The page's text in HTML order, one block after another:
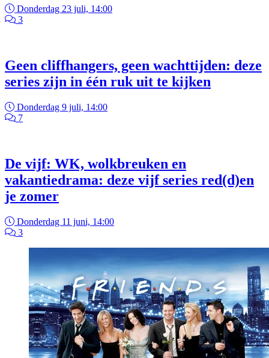
Donderdag 23 juli, 14:00
3
Geen cliffhangers, geen wachttijden: deze
series zijn in één ruk uit te kijken
Donderdag 9 juli, 14:00
7
De vijf: WK, wolkbreuken en
vakantiedrama: deze vijf series red(d)en
je zomer
Donderdag 11 juni, 14:00
3